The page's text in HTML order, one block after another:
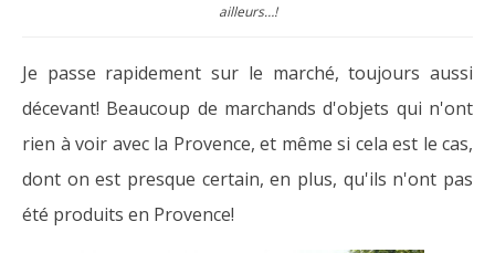
ailleurs…!
Je passe rapidement sur le marché, toujours aussi
décevant! Beaucoup de marchands d'objets qui n'ont
rien à voir avec la Provence, et même si cela est le cas,
dont on est presque certain, en plus, qu'ils n'ont pas
été produits en Provence!